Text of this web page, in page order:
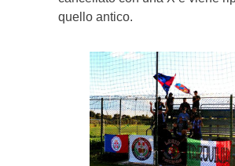
quello antico.